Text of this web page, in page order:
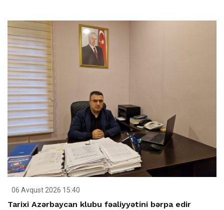
06 Avqust 2026 15:40
Tarixi Azərbaycan klubu fəaliyyətini bərpa edir